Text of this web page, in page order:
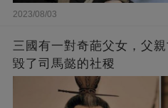
2023/08/03
三國有一對奇葩父女，父
毀了司馬懿的社稷